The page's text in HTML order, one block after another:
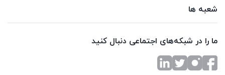
شعبه ها
ما را در شبکه‌های اجتماعی دنبال کنید